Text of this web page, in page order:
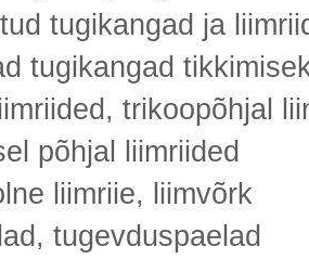
tugikangad ja
tugikangad
trikoopõhjal
põhjal liimriided
liimriie, liimvõrk
tugevduspaelad